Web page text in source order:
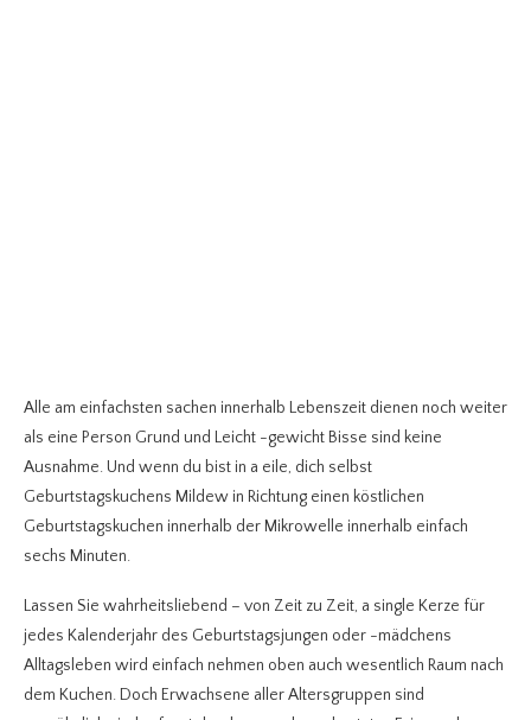
Alle am einfachsten sachen innerhalb Lebenszeit dienen noch weiter
als eine Person Grund und Leicht -gewicht Bisse sind keine
Ausnahme. Und wenn du bist in a eile, dich selbst
Geburtstagskuchens Mildew in Richtung einen köstlichen
Geburtstagskuchen innerhalb der Mikrowelle innerhalb einfach
sechs Minuten.
Lassen Sie wahrheitsliebend – von Zeit zu Zeit, a single Kerze für
jedes Kalenderjahr des Geburtstagsjungen oder -mädchens
Alltagsleben wird einfach nehmen oben auch wesentlich Raum nach
dem Kuchen. Doch Erwachsene aller Altersgruppen sind